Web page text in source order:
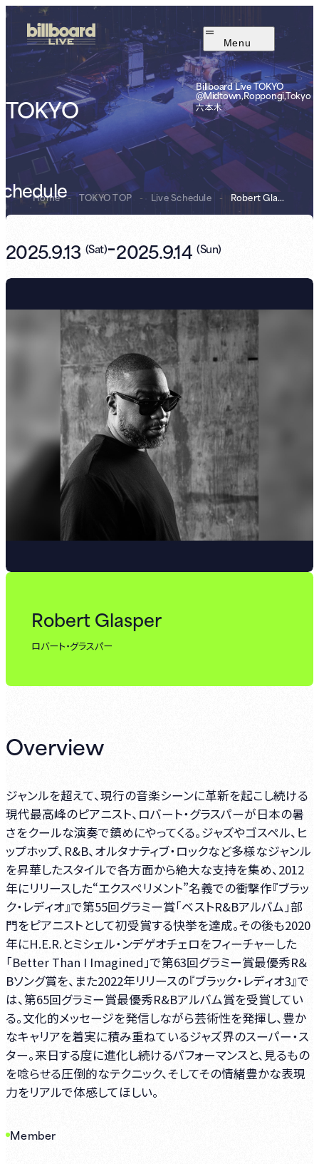
Menu
TOKYO
Billboard Live TOKYO
@Midtown,Roppongi,Tokyo
六本木
Home - TOKYO TOP - Live Schedule - Robert Glasper
2025.9.13 (Sat)-2025.9.14 (Sun)
Robert Glasper
ロバート・グラスパー
Overview
ジャンルを超えて、現行の音楽シーンに革新を起こし続ける
現代最高峰のピアニスト、ロバート・グラスパーが日本の暑
さをクールな演奏で鎮めにやってくる。ジャズやゴスペル、ヒ
ップホップ、R&B、オルタナティブ・ロックなど多様なジャンル
を昇華したスタイルで各方面から絶大な支持を集め、2012
年にリリースした“エクスペリメント”名義での衝撃作『ブラッ
ク・レディオ』で第55回グラミー賞「ベストR&Bアルバム」部
門をピアニストとして初受賞する快挙を達成。その後も2020
年にH.E.R.とミシェル・ンデゲオチェロをフィーチャーした
「Better Than I Imagined」で第63回グラミー賞最優秀R＆
Bソング賞を、また2022年リリースの『ブラック・レディオ3』で
は、第65回グラミー賞最優秀R&Bアルバム賞を受賞してい
る。文化的メッセージを発信しながら芸術性を発揮し、豊か
なキャリアを着実に積み重ねているジャズ界のスーパー・ス
ター。来日する度に進化し続けるパフォーマンスと、見るもの
を唸らせる圧倒的なテクニック、そしてその情緒豊かな表現
力をリアルで体感してほしい。
Member